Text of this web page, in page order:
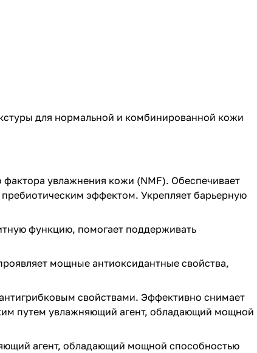
для нормальной и комбинированной кожи
фактора увлажнения кожи (NMF). Обеспечивает
эффектом. Укрепляет барьерную
функцию, помогает поддерживать
мощные антиоксидантные свойства,
свойствами. Эффективно снимает
путем увлажняющий агент, обладающий мощной
агент, обладающий мощной способностью